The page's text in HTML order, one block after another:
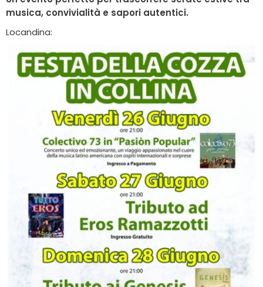
musica, convivialità e sapori autentici.
Locandina: